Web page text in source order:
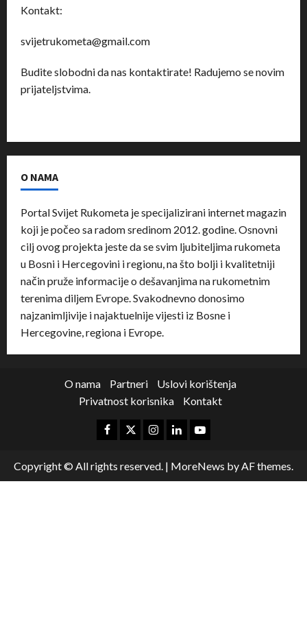
Kontakt:
svijetrukometa@gmail.com
Budite slobodni da nas kontaktirate! Radujemo se novim
prijateljstvima.
O NAMA
Portal Svijet Rukometa je specijalizirani internet magazin
koji je počeo sa radom sredinom 2012. godine. Osnovni
cilj ovog projekta jeste da se svim ljubiteljima rukometa
u Bosni i Hercegovini i regionu, na što bolji i kvalitetniji
način pruže informacije o dešavanjima na rukometnim
terenima diljem Evrope. Svakodnevno donosimo
najzanimljivije i najaktuelnije vijesti iz Bosne i
Hercegovine, regiona i Evrope.
O nama Partneri
Uslovi korištenja
Privatnost korisnika
Kontakt
Copyright © All rights reserved. | MoreNews by AF themes.